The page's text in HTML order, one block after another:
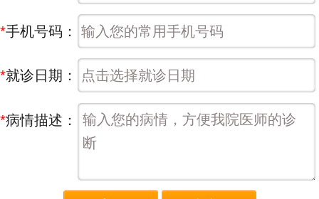
*手机号码：
*就诊日期：
*病情描述：